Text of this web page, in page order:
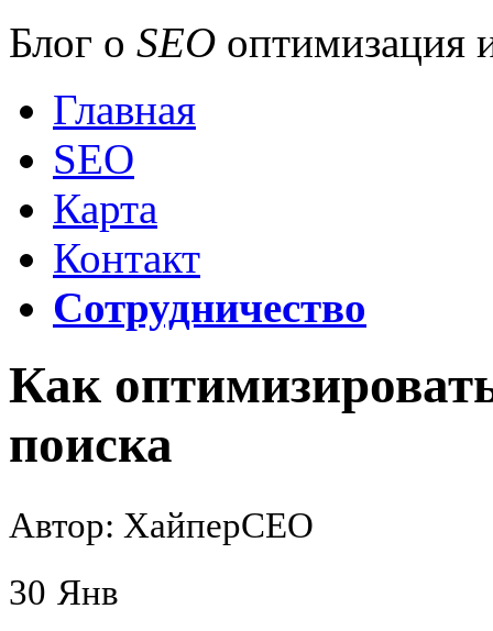
Блог о SEO оптимизация
Главная
SEO
Карта
Контакт
Сотрудничество
Как
поиска
Автор: ХайперСЕО
30 Янв